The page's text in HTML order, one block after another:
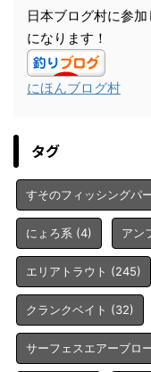
日本ブログ村に参
になります！
にほんブログ村
タグ
すそのフィッシングパ
にょろ系 (4) アン
エリアトラウト (245)
クランクベイト (32)
サーフェスエアーブロ